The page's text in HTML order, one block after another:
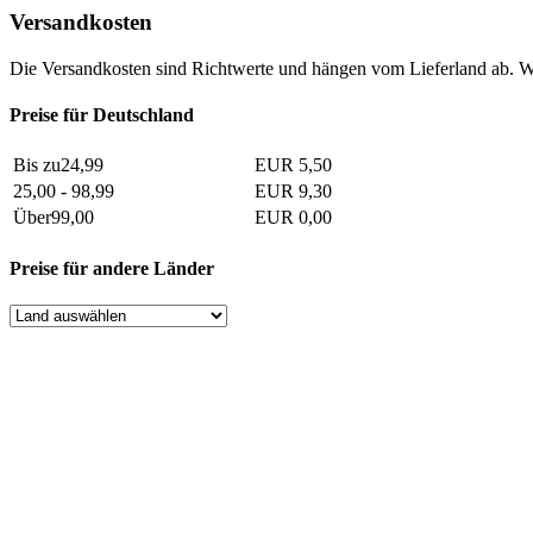
Versandkosten
Die Versandkosten sind Richtwerte und hängen vom Lieferland ab.
Preise für Deutschland
Bis zu24,99
EUR 5,50
25,00 - 98,99
EUR 9,30
Über99,00
EUR 0,00
Preise für andere Länder